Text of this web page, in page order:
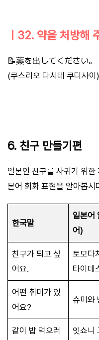
ㅣ32. 약을 처방해
📝薬を出してください。
(쿠스리오 다시테 쿠다사이)
6. 친구 만들기편
일본인 친구를 사귀기 위
본어 회화 표현을 알아봅시
한국말
일본어
어)
친구가 되고 싶
어요.
토모다
타이데
어떤 취미가 있
어요?
슈미와
같이 밥 먹으러
잇쇼니